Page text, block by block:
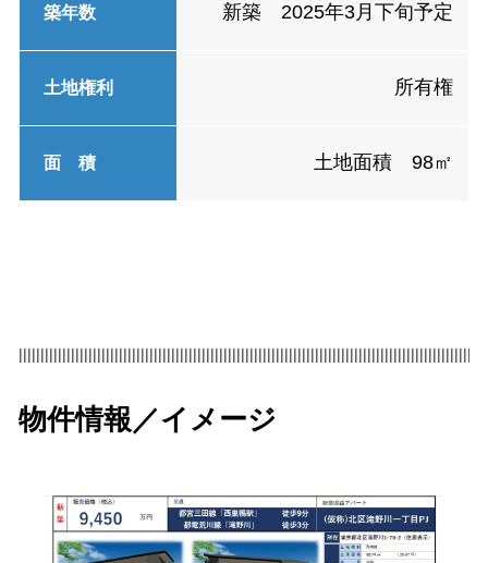
築年数 新築 2025年3月下旬予定
土地権利 所有権
面 積 土地面積 98㎡
物件情報／イメージ